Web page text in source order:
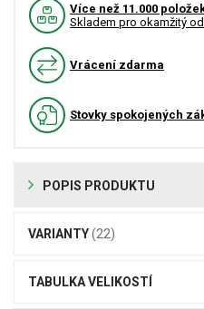
Více než 11.000
Skladem pro okamžitý
Vrácení zdarma
Stovky spokojených
POPIS PRODUKTU
VARIANTY(22)
TABULKA VELIKOSTÍ